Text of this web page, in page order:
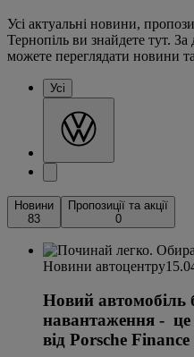
Усі актуальні новини,
Тернопіль ви знайдете тут.
можете переглядати новини
Усі
Новини
83
Пропозиції та акції
0
Новини автоцентру
Новий автомобіль
навантаження -
від Porsche